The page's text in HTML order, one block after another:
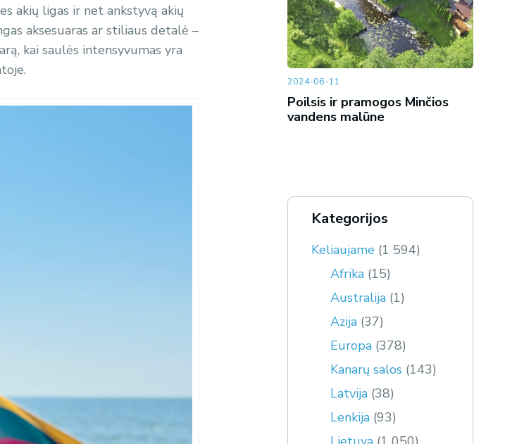
akių ligas ir net ankstyvą akių
aksesuaras ar stiliaus detalė –
kai saulės intensyvumas yra
2024-06-11
Poilsis ir pramogos Minčios
vandens malūne
Kategorijos
Keliaujame (1 594)
Afrika (15)
Australija (1)
Azija (37)
Europa (378)
Kanarų salos (143)
Latvija (38)
Lenkija (93)